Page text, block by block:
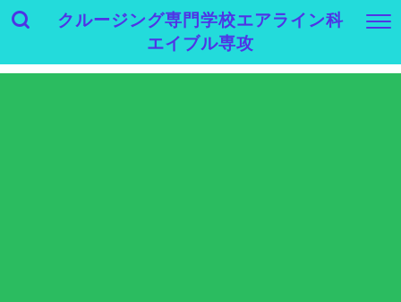
クルージング専門学校エアライン科
エイブル専攻